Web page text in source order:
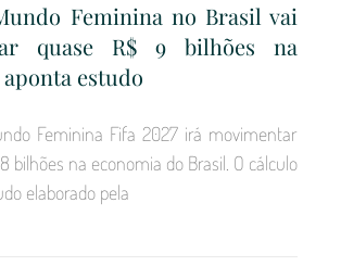
Feminina no Brasil vai
quase R$ 9 bilhões na
estudo
Feminina Fifa 2027 irá movimentar
bilhões na economia do Brasil. O cálculo
elaborado pela